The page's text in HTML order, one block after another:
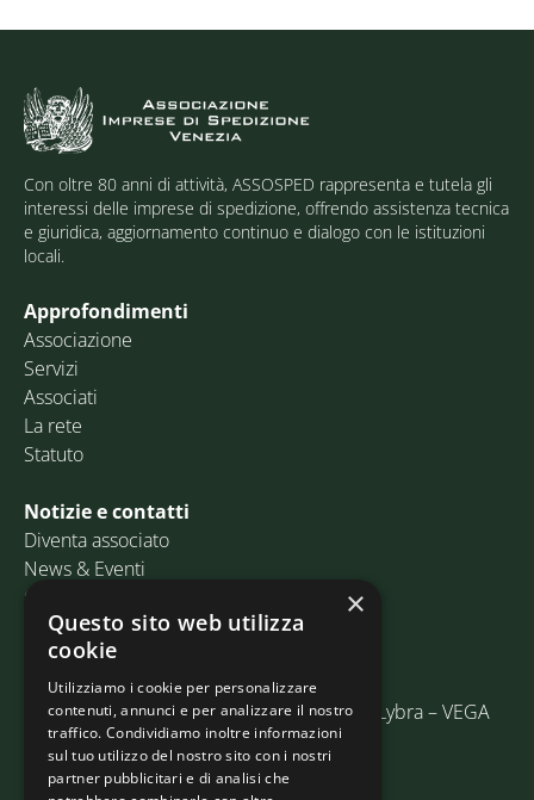
Con oltre 80 anni di attività, ASSOSPED rappresenta e tutela gli
interessi delle imprese di spedizione, offrendo assistenza tecnica
e giuridica, aggiornamento continuo e dialogo con le istituzioni
locali.
Approfondimenti
Associazione
Servizi
Associati
La rete
Statuto
Notizie e contatti
Diventa associato
News & Eventi
Contatti
Email:info@assosped.it
PEC: assospedvenezia@pec.fedespedi.it
Indirizzo: Via delle Industrie, 19/C Edificio Lybra – VEGA
30175 Marghera (VE)
×
Questo sito web utilizza
cookie
Utilizziamo i cookie per personalizzare
contenuti, annunci e per analizzare il nostro
traffico. Condividiamo inoltre informazioni
sul tuo utilizzo del nostro sito con i nostri
partner pubblicitari e di analisi che